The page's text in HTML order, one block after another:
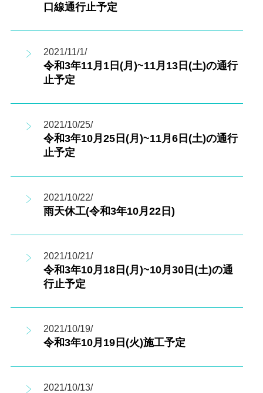
口線通行止予定
2021/11/1/
令和3年11月1日(月)~11月13日(土)の通行
止予定
2021/10/25/
令和3年10月25日(月)~11月6日(土)の通行
止予定
2021/10/22/
雨天休工(令和3年10月22日)
2021/10/21/
令和3年10月18日(月)~10月30日(土)の通
行止予定
2021/10/19/
令和3年10月19日(火)施工予定
2021/10/13/